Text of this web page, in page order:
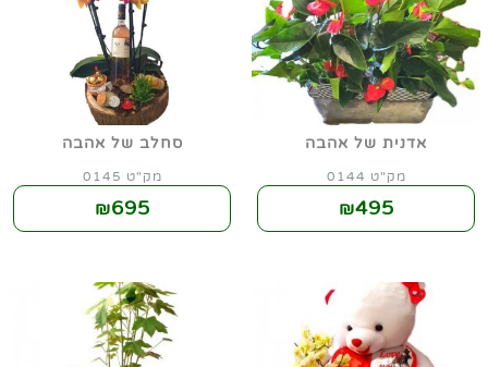
אדנית של אהבה
מק"ט 0144
₪495
סחלב של אהבה
מק"ט 0145
₪695